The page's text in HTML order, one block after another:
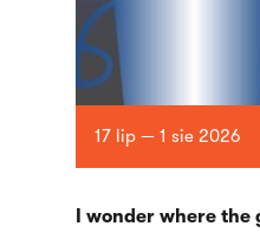
17 lip — 1 sie 2026
I wonder where